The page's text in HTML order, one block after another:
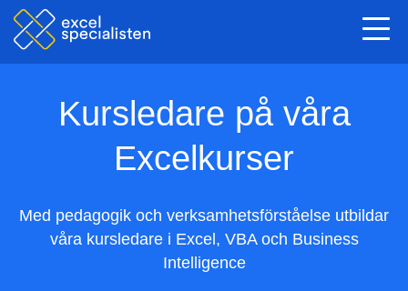
Kursledare på våra
Excelkurser
Med pedagogik och verksamhetsförståelse utbildar
våra kursledare i Excel, VBA och Business
Intelligence